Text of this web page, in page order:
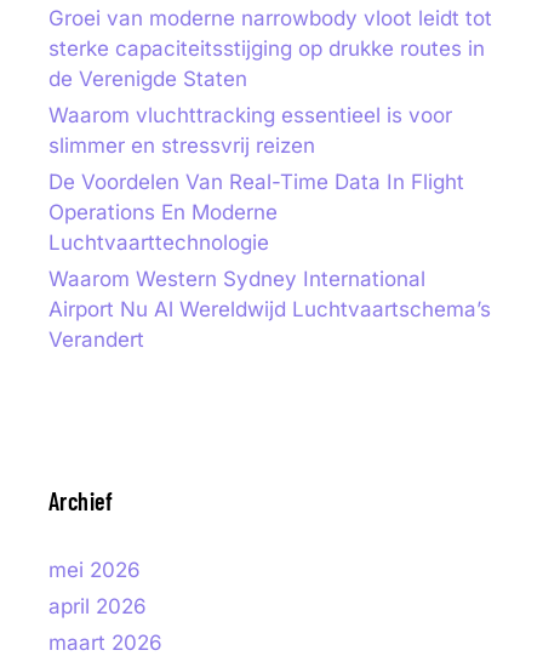
Groei van moderne narrowbody vloot leidt tot
sterke capaciteitsstijging op drukke routes in
de Verenigde Staten
Waarom vluchttracking essentieel is voor
slimmer en stressvrij reizen
De Voordelen Van Real-Time Data In Flight
Operations En Moderne
Luchtvaarttechnologie
Waarom Western Sydney International
Airport Nu Al Wereldwijd Luchtvaartschema’s
Verandert
Archief
mei 2026
april 2026
maart 2026